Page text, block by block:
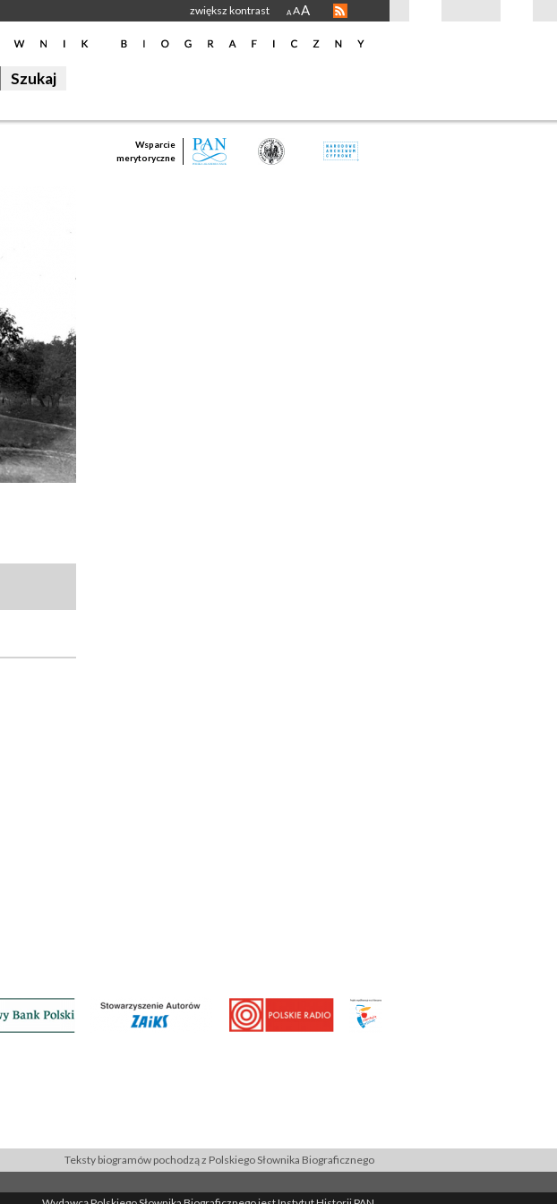
zwiększ kontrast A AA
Wsparcie
merytoryczne
Teksty biogramów pochodzą z Polskiego Słownika Biograficznego